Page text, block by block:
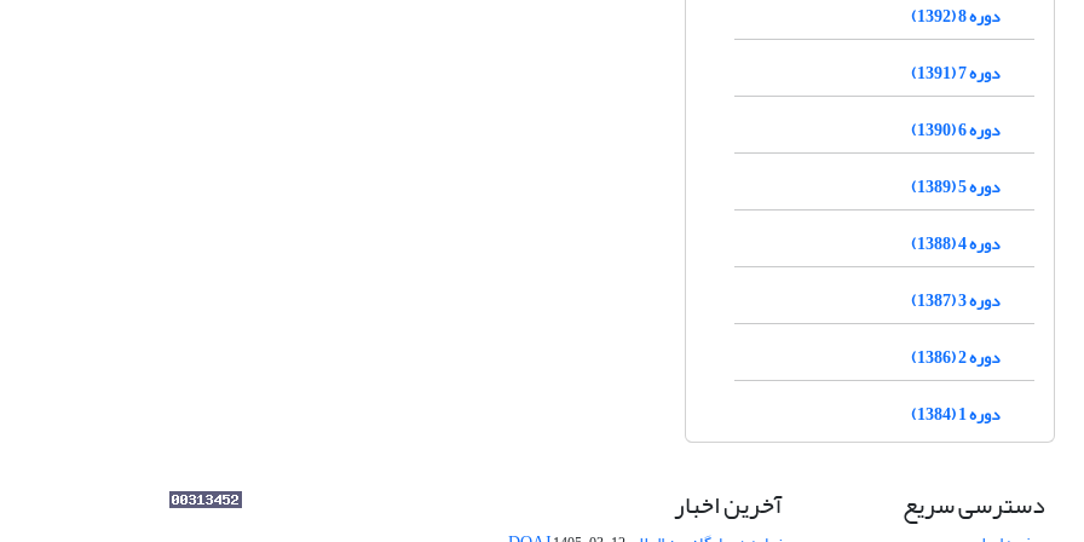
دوره 8 (1392)
دوره 7 (1391)
دوره 6 (1390)
دوره 5 (1389)
دوره 4 (1388)
دوره 3 (1387)
دوره 2 (1386)
دوره 1 (1384)
دسترسی سریع آخرین اخبار